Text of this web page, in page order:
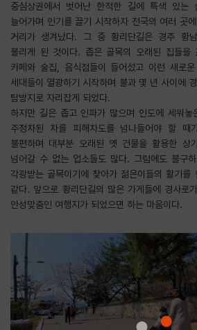
중심상권에서 벗어난 한적한 길에 특색 있
늘어가며 인기를 끌기 시작하자 전국의 여러 곳
거리가 생겨났다. 그 중 황리단길은 경주 황
불리게 된 것이다. 좁은 골목의 오래된 집들을
카페와 술집, 음식점들이 들어섰고 이런 새로
세대들이 열광하기 시작하며 불과 몇 년 사이에
탐방지로 자리잡게 되었다.
하지만 길은 좁고 인파가 많으며 인도에 세워놓
주정차된 차를 피해차도를 넘나들어야 할 때
불편하며 대부분 오래된 옛 건물을 활용한 상
넘어갈 수 없는 업소들도 많다. 그럼에도 불구
각광받는 골목이기에 찾아가 젊은이들의 활기
같다. 앞으로 황리단길의 많은 가게들에 경사로
안성맞춤인 여행지가 되었으면 하는 마음이다.